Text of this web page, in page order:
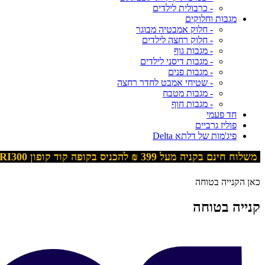
- כרבולית לילדים
מגבות וחלוקים
- חלוק אמבטיה מבוגר
- חלוק רחצה לילדים
- מגבות גוף
- מגבות דיסני לילדים
- מגבות פנים
- שטיחי אמבט לחדר רחצה
- מגבות מטבח
- מגבות חוף
חד פעמי
פוליז גרביים
פיג'מות של דלתא Delta
משלוח חינם בקניה מעל 399 ₪ להכניס בקופה קוד קופון
כאן הקנייה בטוחה
קנייה בטוחה